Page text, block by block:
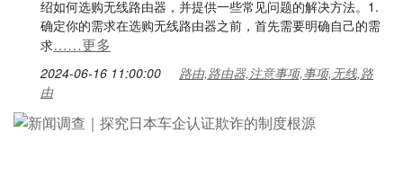
绍如何选购无线路由器，并提供一些常见问题的解决方法。1.
确定你的需求在选购无线路由器之前，首先需要明确自己的需
求……更多
2024-06-16 11:00:00
路由,路由器,注意事项,事项,无线,路
由